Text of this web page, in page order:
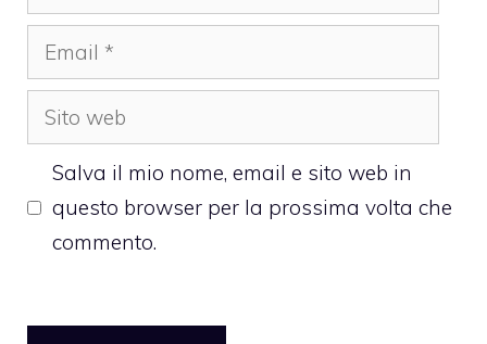
Email
Sito
web
Salva il mio nome, email e sito web in
questo browser per la prossima volta che
commento.